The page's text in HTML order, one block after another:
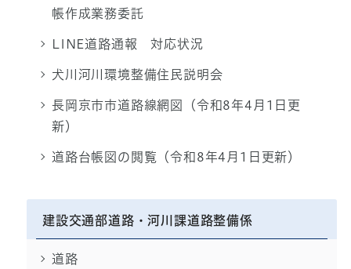
帳作成業務委託
LINE道路通報 対応状況
犬川河川環境整備住民説明会
長岡京市市道路線網図（令和8年4月1日更
新）
道路台帳図の閲覧（令和8年4月1日更新）
建設交通部道路・河川課道路整備係
道路